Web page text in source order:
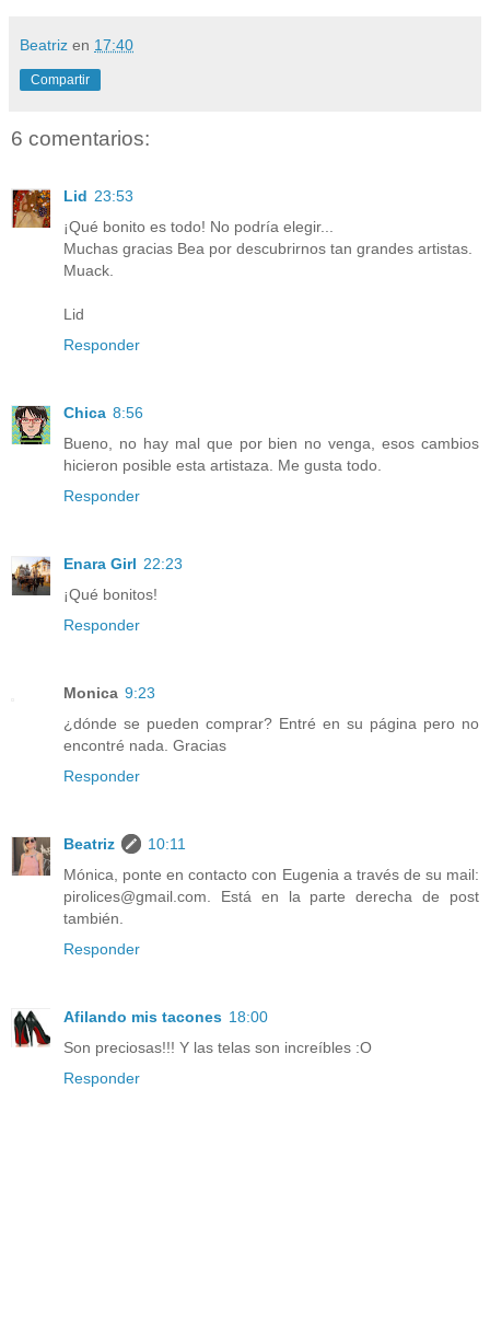
Beatriz en 17:40
Compartir
6 comentarios:
Lid 23:53
¡Qué bonito es todo! No podría elegir...
Muchas gracias Bea por descubrirnos tan grandes artistas.
Muack.
Lid
Responder
Chica 8:56
Bueno, no hay mal que por bien no venga, esos cambios
hicieron posible esta artistaza. Me gusta todo.
Responder
Enara Girl 22:23
¡Qué bonitos!
Responder
Monica 9:23
¿dónde se pueden comprar? Entré en su página pero no
encontré nada. Gracias
Responder
Beatriz
10:11
Mónica, ponte en contacto con Eugenia a través de su mail:
pirolices@gmail.com. Está en la parte derecha de post
también.
Responder
Afilando mis tacones 18:00
Son preciosas!!! Y las telas son increíbles :O
Responder